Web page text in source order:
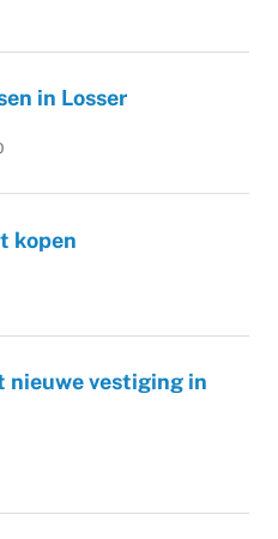
in Losser
kopen
nieuwe vestiging in